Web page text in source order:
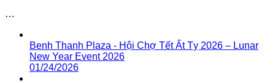
…
Benh Thanh Plaza - Hội Chợ Tết Ất Tỵ 2026 – Lunar
New Year Event 2026
01/24/2026